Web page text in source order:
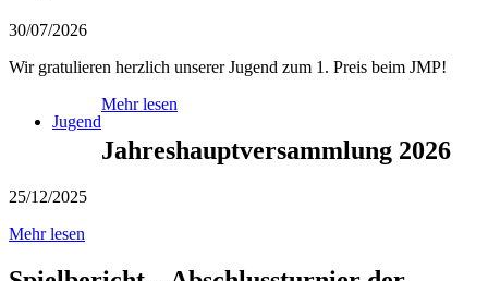
30/07/2026
Wir gratulieren herzlich unserer Jugend zum 1. Preis beim JMP!
Jugend
Mehr lesen
Jahreshauptversammlung 2026
25/12/2025
Mehr lesen